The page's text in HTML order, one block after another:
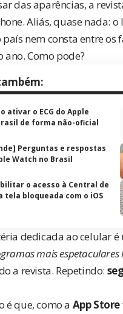
das aparências, a
Aliás, quase nada:
nem consta entre os
ano. Como pode?
ativar o ECG do Apple
de forma não-oficial
Perguntas e respostas
Watch no Brasil
o acesso à Central de
tela bloqueada com o iOS
dedicada ao celular é
mais espetaculares
a revista. Repetindo:
é que, como a App Store